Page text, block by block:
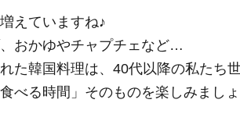
えていますね♪
おかゆやチャプチェなど…
た韓国料理は、40代以降の私たち
べる時間」そのものを楽しみまし